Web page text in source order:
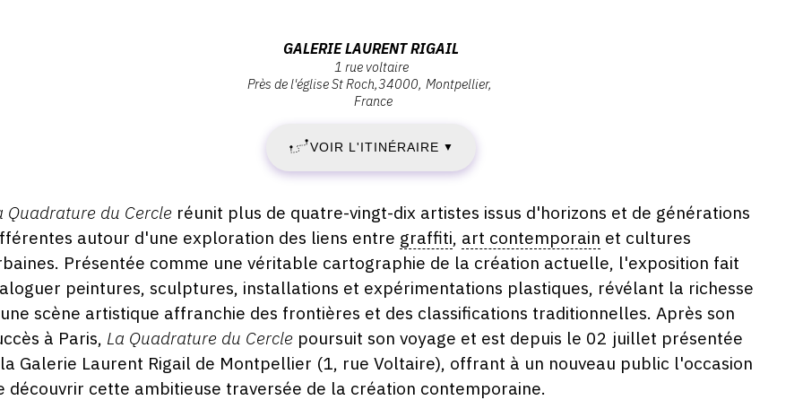
3
JUILLET
2026
-
SAMEDI
1
AOÛT
2026
Voltaire,
34000
Montpellier
GALERIE LAURENT RIGAIL
1 rue voltaire
Près de l'église St Roch 34000 Montpellier
France
VOIR L'ITINÉRAIRE ▼
Quadrature du Cercle réunit plus de quatre-vingt-dix artistes issus d'horizons et de générations
autour d'une exploration des liens entre graffiti, art contemporain et cultures
Présentée comme une véritable cartographie de la création actuelle, l'exposition fait
peintures, sculptures, installations et expérimentations plastiques, révélant la richesse
scène artistique affranchie des frontières et des classifications traditionnelles. Après son
à Paris, La Quadrature du Cercle poursuit son voyage et est depuis le 02 juillet présentée
Galerie Laurent Rigail de Montpellier (1, rue Voltaire), offrant à un nouveau public l'occasion
découvrir cette ambitieuse traversée de la création contemporaine.